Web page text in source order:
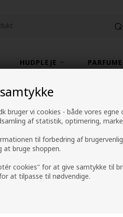
bruger vi cookies - både vores
af statistik, optimering,
til forbedring af
bruge shoppen.
cookies" for at give samtykke til
at tilpasse til nødvendige.
HUDPLEJE PARFUME
1-2 hverdage leveringstid